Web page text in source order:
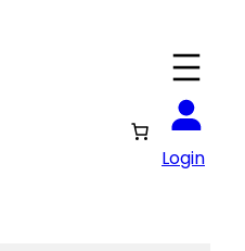
Login